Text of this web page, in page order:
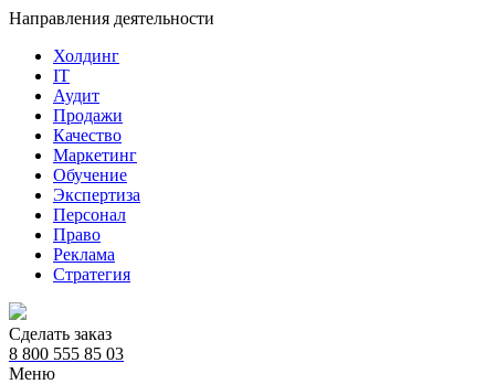
Направления деятельности
Холдинг
IT
Аудит
Продажи
Качество
Маркетинг
Обучение
Экспертиза
Персонал
Право
Реклама
Стратегия
Сделать заказ
8 800 555 85 03
Меню